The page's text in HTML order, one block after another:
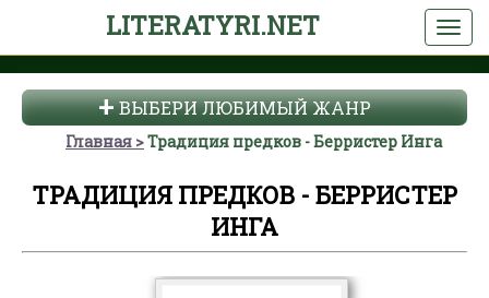
LITERATYRI.NET
ВЫБЕРИ ЛЮБИМЫЙ ЖАНР
Главная Традиция предков - Берристер Инга
ТРАДИЦИЯ ПРЕДКОВ - БЕРРИСТЕР
ИНГА